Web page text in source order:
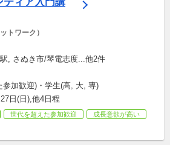
トワーク）
, さぬき市/琴電志度...他2件
参加歓迎)・学生(高, 大, 専)
日(日),他4日程
世代を超えた参加歓迎
成長意欲が高い